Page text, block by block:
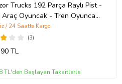
Trucks 192 Parça Raylı Pist -
Araç Oyuncak - Tren Oyuncak
Araç Yolu - Dino Tr
(3)
/ 24 Saatte Kargo
TL
TL'den Başlayan Taksitlerle